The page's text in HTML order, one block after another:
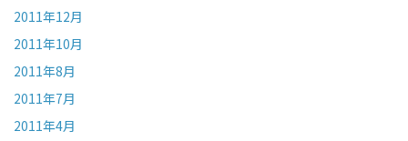
2011年12月
2011年10月
2011年8月
2011年7月
2011年4月